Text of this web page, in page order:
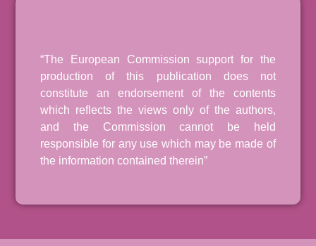
“The European Commission support for the
production of this publication does not
constitute an endorsement of the contents
which reflects the views only of the authors,
and the Commission cannot be held
responsible for any use which may be made of
the information contained therein”